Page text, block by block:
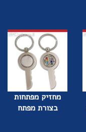
מחזיק מפתחות
בצורת מפתח